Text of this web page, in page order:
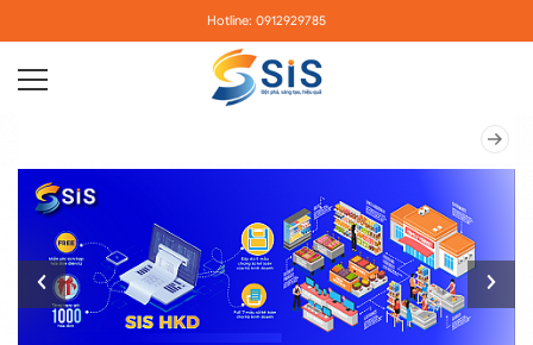
Hotline: 0912929785